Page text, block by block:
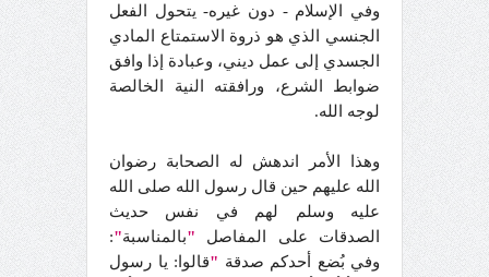
وفي الإسلام - دون غيره- يتحول الفعل
الجنسي الذي هو ذروة الاستمتاع المادي
الجسدي إلى عمل ديني، وعبادة إذا وافق
ضوابط الشرع، ورافقته النية الخالصة
لوجه الله.
وهذا الأمر اندهش له الصحابة رضوان
الله عليهم حين قال رسول الله صلى الله
عليه وسلم لهم في نفس حديث
الصدقات على المفاصل "بالمناسبة"
:
وفي بُضع أحدكم صدقة "قالوا: يا رسول